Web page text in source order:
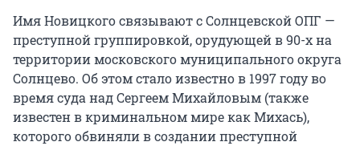
Имя Новицкого связывают с Солнцевской ОПГ —
преступной группировкой, орудующей в 90-х на
территории московского муниципального округа
Солнцево. Об этом стало известно в 1997 году во
время суда над Сергеем Михайловым (также
известен в криминальном мире как Михась),
которого обвиняли в создании преступной